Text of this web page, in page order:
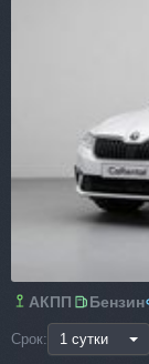
АКПП Бензин
Срок: